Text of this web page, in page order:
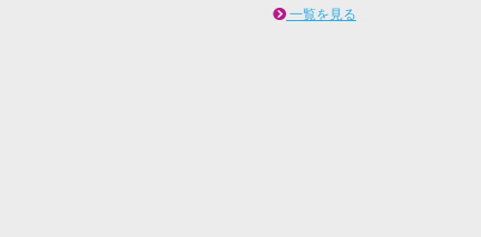
一覧を見る